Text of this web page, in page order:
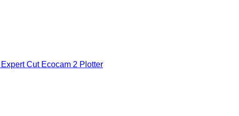
Expert Cut Ecocam 2 Plotter